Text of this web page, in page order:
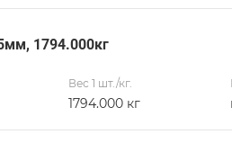
1794.000кг
Вес 1 шт./кг.
1794.000 кг